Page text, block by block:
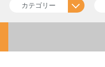
カテゴリー